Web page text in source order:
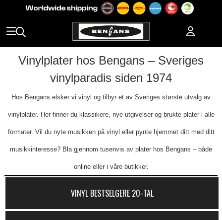
Vinylplater hos Bengans – Sveriges
vinylparadis siden 1974
Hos Bengans elsker vi vinyl og tilbyr et av Sveriges største utvalg av
vinylplater. Her finner du klassikere, nye utgivelser og brukte plater i alle
formater. Vil du nyte musikken på vinyl eller pynte hjemmet ditt med ditt
musikkinteresse? Bla gjennom tusenvis av plater hos Bengans – både
online eller i våre butikker.
VINYL BESTSELGERE 20-TAL